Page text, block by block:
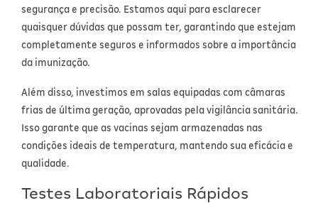
segurança e precisão. Estamos aqui para esclarecer
quaisquer dúvidas que possam ter, garantindo que estejam
completamente seguros e informados sobre a importância
da imunização.
Além disso, investimos em salas equipadas com câmaras
frias de última geração, aprovadas pela vigilância sanitária.
Isso garante que as vacinas sejam armazenadas nas
condições ideais de temperatura, mantendo sua eficácia e
qualidade.
Testes Laboratoriais Rápidos